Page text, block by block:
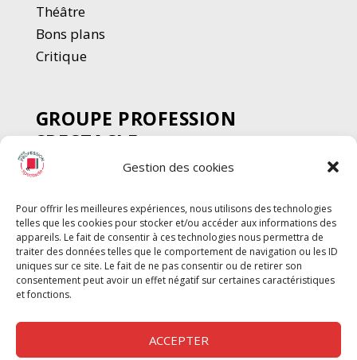
Gestion des cookies
Pour offrir les meilleures expériences, nous utilisons des technologies
telles que les cookies pour stocker et/ou accéder aux informations des
appareils. Le fait de consentir à ces technologies nous permettra de
traiter des données telles que le comportement de navigation ou les ID
uniques sur ce site. Le fait de ne pas consentir ou de retirer son
consentement peut avoir un effet négatif sur certaines caractéristiques
et fonctions.
ACCEPTER
Théâtre
Bons plans
Critique
GROUPE PROFESSION
SPECTACLE
Chèque Intermittents
Chèque Compta
Chèque Emploi Spectacle
G-Pods
Profession Audio-visuel